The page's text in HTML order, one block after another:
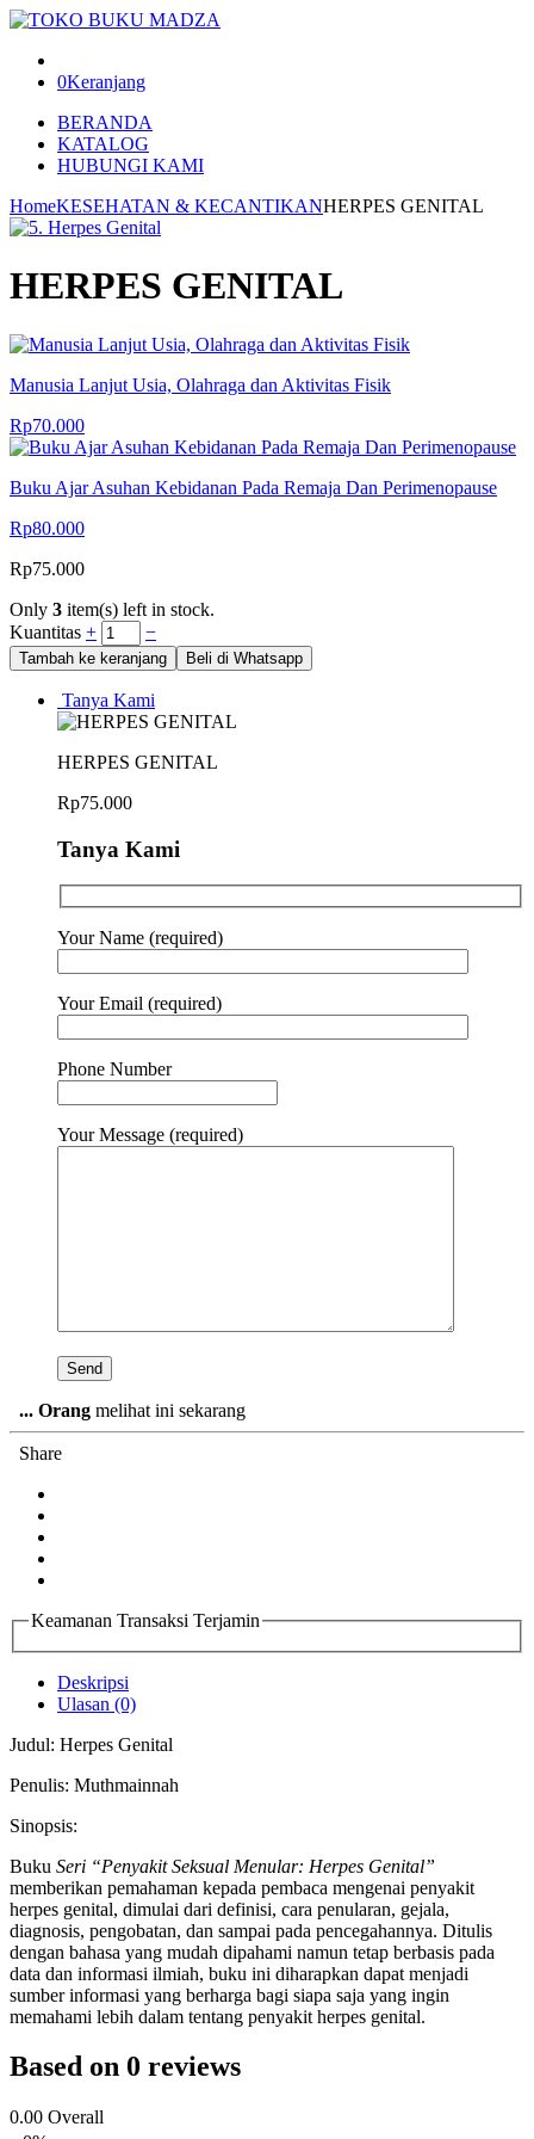
0Keranjang
BERANDA
KATALOG
HUBUNGI KAMI
HomeKESEHATAN & KECANTIKANHERPES GENITAL
HERPES GENITAL
Manusia Lanjut Usia, Olahraga dan Aktivitas Fisik
Rp70.000
Buku Ajar Asuhan Kebidanan Pada Remaja Dan Perimenopause
Rp80.000
Rp75.000
Only 3 item(s) left in stock.
Kuantitas + −
Tambah ke keranjang Beli di Whatsapp
Tanya Kami
HERPES GENITAL
Rp75.000
Tanya Kami
Your Name (required)
Your Email (required)
Phone Number
Your Message (required)
... Orang melihat ini sekarang
Share
Keamanan Transaksi Terjamin
Deskripsi
Ulasan (0)
Judul: Herpes Genital
Penulis: Muthmainnah
Sinopsis:
Buku Seri “Penyakit Seksual Menular: Herpes Genital”
memberikan pemahaman kepada pembaca mengenai penyakit
herpes genital, dimulai dari definisi, cara penularan, gejala,
diagnosis, pengobatan, dan sampai pada pencegahannya. Ditulis
dengan bahasa yang mudah dipahami namun tetap berbasis pada
data dan informasi ilmiah, buku ini diharapkan dapat menjadi
sumber informasi yang berharga bagi siapa saja yang ingin
memahami lebih dalam tentang penyakit herpes genital.
Based on 0 reviews
0.00 Overall